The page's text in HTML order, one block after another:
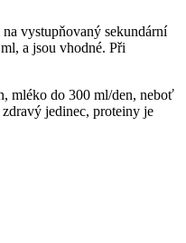
vystupňovaný sekundární
a jsou vhodné. Při
mléko do 300 ml/den, neboť
jedinec, proteiny je